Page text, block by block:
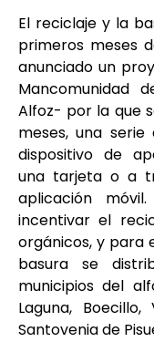
El reciclaje y la
primeros meses
anunciado un
Mancomunidad
Alfoz- por la que
meses, una
dispositivo de
una tarjeta o a
aplicación
incentivar el
orgánicos, y para
basura se
municipios del
Laguna,
Santovenia de